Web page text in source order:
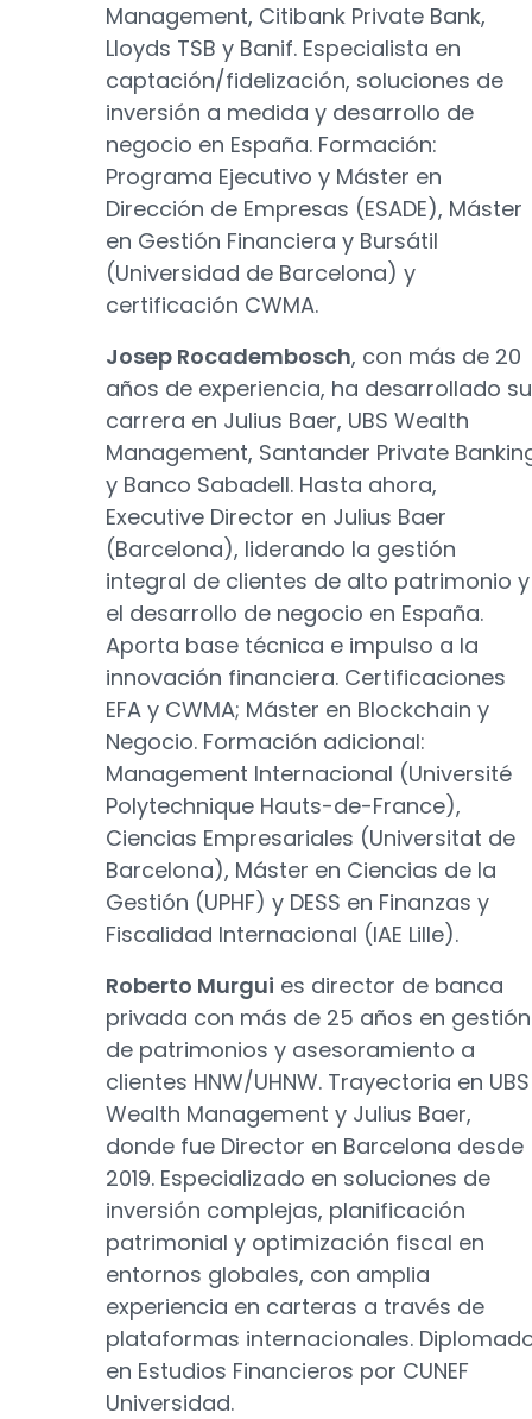
Management, Citibank Private Bank,
Lloyds TSB y Banif. Especialista en
captación/fidelización, soluciones de
inversión a medida y desarrollo de
negocio en España. Formación:
Programa Ejecutivo y Máster en
Dirección de Empresas (ESADE), Máster
en Gestión Financiera y Bursátil
(Universidad de Barcelona) y
certificación CWMA.
Josep Rocadembosch, con más de 20
años de experiencia, ha desarrollado su
carrera en Julius Baer, UBS Wealth
Management, Santander Private
y Banco Sabadell. Hasta ahora,
Executive Director en Julius Baer
(Barcelona), liderando la gestión
integral de clientes de alto patrimonio y
el desarrollo de negocio en España.
Aporta base técnica e impulso a la
innovación financiera. Certificaciones
EFA y CWMA; Máster en Blockchain y
Negocio. Formación adicional:
Management Internacional (Université
Polytechnique Hauts-de-France),
Ciencias Empresariales (Universitat de
Barcelona), Máster en Ciencias de la
Gestión (UPHF) y DESS en Finanzas y
Fiscalidad Internacional (IAE Lille).
Roberto Murgui es director de banca
privada con más de 25 años en gestión
de patrimonios y asesoramiento a
clientes HNW/UHNW. Trayectoria en UBS
Wealth Management y Julius Baer,
donde fue Director en Barcelona desde
2019. Especializado en soluciones de
inversión complejas, planificación
patrimonial y optimización fiscal en
entornos globales, con amplia
experiencia en carteras a través de
plataformas internacionales.
en Estudios Financieros por CUNEF
Universidad.